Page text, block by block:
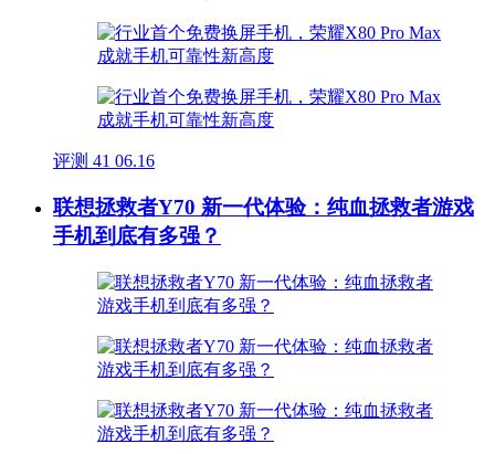
评测 41 06.16
联想拯救者Y70 新一代体验：纯血拯救者游戏
手机到底有多强？